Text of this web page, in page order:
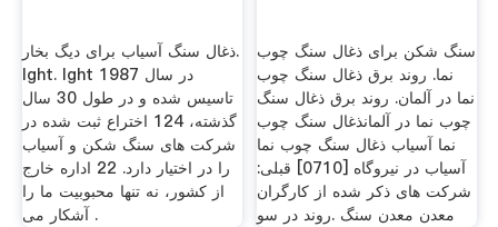
ذغال سنگ آسیاب برای دیگ بخار.
lght. lght در سال 1987
تاسیس شده و در طول 30 سال
گذشته، 124 اختراع ثبت شده در
شركت های سنگ شكن و آسیاب
را در اختیار دارد. 22 اداره خارج
از کشور، نه تنها محبوبیت ما را
آشکار می .
سنگ شکن برای ذغال سنگ چوب
نما. روند برق ذغال سنگ چوب
نما در آلمان. روند برق ذغال سنگ
چوب نما در آلمانذغال سنگ چوب
نما آسیاب ذغال سنگ چوب نما
آسیاب در نیروگاه [0710] قبلی:
شرکت های ذکر شده از کارگران
معدن معدن سنگ .روند در سو